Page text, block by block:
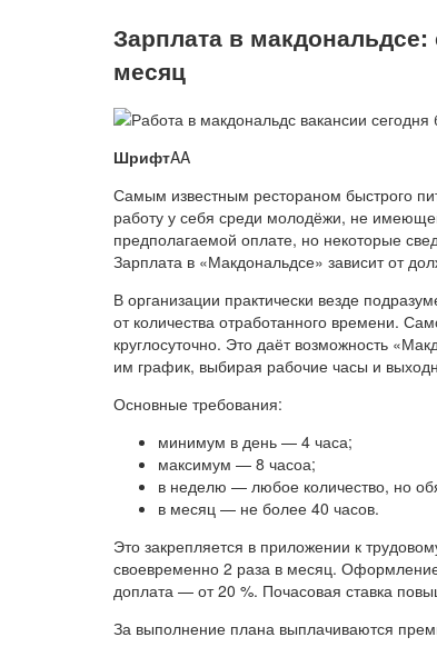
Зарплата в макдональдсе:
месяц
ШрифтAA
Самым известным рестораном быстрого
работу у себя среди молодёжи, не
предполагаемой оплате, но некоторые
Зарплата в «Макдональдсе» зависит от
В организации практически везде
от количества отработанного времени.
круглосуточно. Это даёт возможность
им график, выбирая рабочие часы и
Основные требования:
минимум в день — 4 часа;
максимум — 8 часоа;
в неделю — любое количество, но
в месяц — не более 40 часов.
Это закрепляется в приложении к
своевременно 2 раза в месяц.
доплата — от 20 %. Почасовая ставка
За выполнение плана выплачиваются